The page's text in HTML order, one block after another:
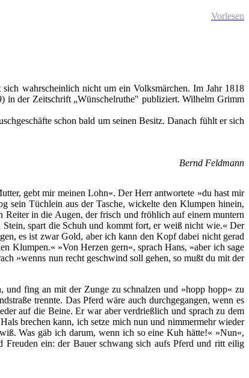
Vorlesen
wahrscheinlich nicht um ein Volksmärchen. Im Jahr 1818
in der Zeitschrift „Wünschelruthe" publiziert. Wilhelm Grimm
schon bald um seinen Besitz. Danach fühlt er sich
Bernd Feldmann
gebt mir meinen Lohn«. Der Herr antwortete »du hast mir
sein Tüchlein aus der Tasche, wickelte den Klumpen hinein,
Reiter in die Augen, der frisch und fröhlich auf einem muntern
spart die Schuh und kommt fort, er weiß nicht wie.« Der
es ist zwar Gold, aber ich kann den Kopf dabei nicht gerad
Klumpen.« »Von Herzen gern«, sprach Hans, »aber ich sage
»wenns nun recht geschwind soll gehen, so mußt du mit der
und fing an mit der Zunge zu schnalzen und »hopp hopp« zu
trennte. Das Pferd wäre auch durchgegangen, wenn es
auf die Beine. Er war aber verdrießlich und sprach zu dem
brechen kann, ich setze mich nun und nimmermehr wieder
Was gäb ich darum, wenn ich so eine Kuh hätte!« »Nun«,
ein: der Bauer schwang sich aufs Pferd und ritt eilig